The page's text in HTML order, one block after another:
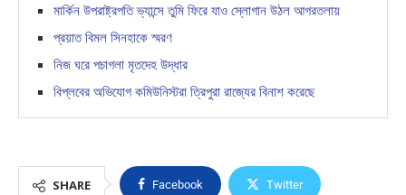
মার্কিন উপরাষ্ট্রপতি ভ্যান্সে তুমি ফিরে যাও স্লোগান উঠল আগরতলায়
প্রয়াত বিমল সিনহাকে স্মরণ
নিজ ঘরে পচাগলা মৃতদেহ উদ্ধার
বিপ্লবের অভিযোগ কমিউনিস্টরা ত্রিপুরা রাজ্যের বিনাশ করেছে
SHARE Facebook Twitter